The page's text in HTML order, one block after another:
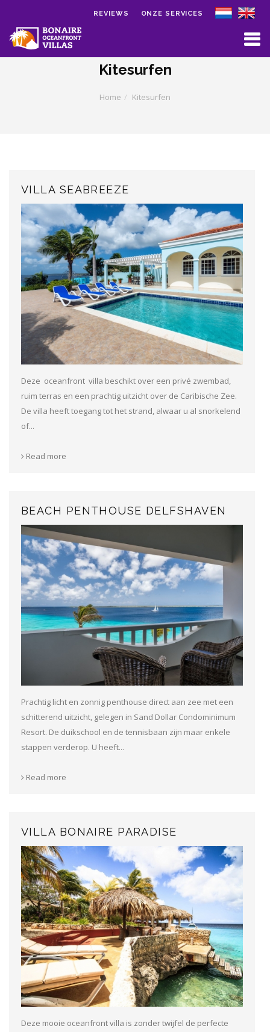
Skip to main content
ONZE SERVICES
REVIEWS
Kitesurfen
Home Kitesurfen
VILLA SEABREEZE
Deze oceanfront villa beschikt over een privé zwembad,
ruim terras en een prachtig uitzicht over de Caribische Zee.
De villa heeft toegang tot het strand, alwaar u al snorkelend
of...
Read more
BEACH PENTHOUSE DELFSHAVEN
Prachtig licht en zonnig penthouse direct aan zee met een
schitterend uitzicht, gelegen in Sand Dollar Condominimum
Resort. De duikschool en de tennisbaan zijn maar enkele
stappen verderop. U heeft...
Read more
VILLA BONAIRE PARADISE
Deze mooie oceanfront villa is zonder twijfel de perfecte